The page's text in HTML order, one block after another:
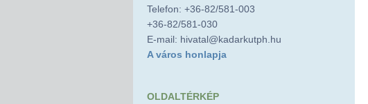
Telefon: +36-82/581-003
+36-82/581-030
E-mail: hivatal@kadarkutph.hu
A város honlapja
OLDALTÉRKÉP